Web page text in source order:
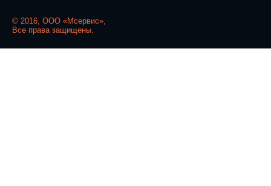
© 2016, ООО «Мсервис»,
Все права защищены.